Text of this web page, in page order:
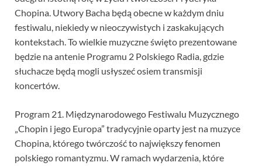
Chopina. Utwory Bacha będą obecne w każdym dniu
festiwalu, niekiedy w nieoczywistych i zaskakujących
kontekstach. To wielkie muzyczne święto prezentowane
będzie na antenie Programu 2 Polskiego Radia, gdzie
słuchacze będą mogli usłyszeć osiem transmisji
koncertów.
Program 21. Międzynarodowego Festiwalu Muzycznego
„Chopin i jego Europa” tradycyjnie oparty jest na muzyce
Chopina, którego twórczość to największy fenomen
polskiego romantyzmu. W ramach wydarzenia, które